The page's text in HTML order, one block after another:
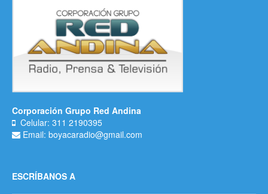
Corporación Grupo Red Andina
Celular: 311 2190395
Email: boyacaradio@gmail.com
ESCRÍBANOS A